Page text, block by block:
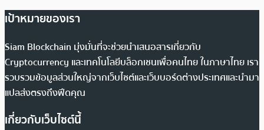
เป้าหมายของเรา
Siam Blockchain มุ่งมั่นที่จะช่วยนำเสนอสารเกี่ยวกับ
Cryptocurrency และเทคโนโลยีบล็อกเชนเพื่อคนไทย ในภาษาไทย เรา
รวบรวมข้อมูลส่วนใหญ่จากเว็บไซต์และเว็บบอร์ดต่างประเทศและนำมา
แปลส่งตรงถึงฟีดคุณ
เกี่ยวกับเว็บไซต์นี้